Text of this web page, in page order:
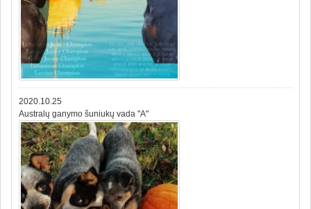
2020.10.25
Australų ganymo šuniukų vada "A"